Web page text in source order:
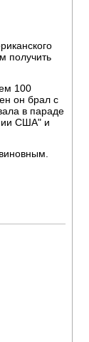
получить
100
он брал с
в параде
США" и